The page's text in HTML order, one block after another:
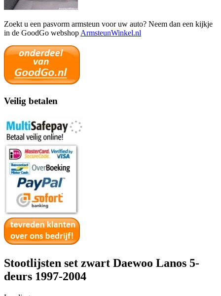
Zoekt u een pasvorm armsteun voor uw auto? Neem dan een kijkje
in de GoodGo webshop ArmsteunWinkel.nl
Veilig betalen
Stootlijsten set zwart Daewoo Lanos 5-
deurs 1997-2004